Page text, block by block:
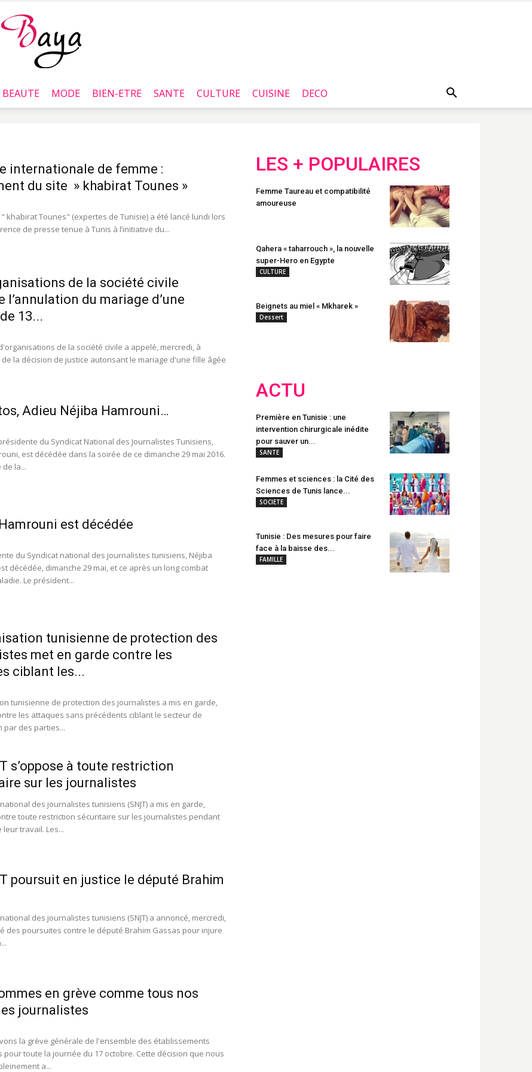
Baya.tn
BEAUTE MODE BIEN-ETRE SANTE CULTURE CUISINE DECO
internationale de femme :
du site » khabirat Tounes »
khabirat Tounes" (expertes de Tunisie) a été lancé lundi lors
de presse tenue à Tunis à l’initiative du...
de la société civile
l’annulation du mariage d’une
13...
de la société civile a appelé, mercredi, à
la décision de justice autorisant le mariage d'une fille âgée
Adieu Néjiba Hamrouni…
du Syndicat National des Journalistes Tunisiens,
est décédée dans la soirée de ce dimanche 29 mai 2016.
la...
est décédée
du Syndicat national des journalistes tunisiens, Néjiba
décédée, dimanche 29 mai, et ce après un long combat
Le président...
tunisienne de protection des
met en garde contre les
ciblant les...
tunisienne de protection des journalistes a mis en garde,
les attaques sans précédents ciblant le secteur de
par des parties...
s’oppose à toute restriction
sur les journalistes
des journalistes tunisiens (SNJT) a mis en garde,
toute restriction sécuritaire sur les journalistes pendant
leur travail. Les...
poursuit en justice le député Brahim
des journalistes tunisiens (SNJT) a annoncé, mercredi,
des poursuites contre le député Brahim Gassas pour injure
en grève comme tous nos
journalistes
la grève générale de l'ensemble des établissements
pour toute la journée du 17 octobre. Cette décision que nous
a...
LES + POPULAIRES
Femme Taureau et compatibilité
amoureuse
Qahera « taharrouch », la nouvelle
super-Hero en Egypte
CULTURE
Beignets au miel « Mkharek »
Dessert
ACTU
Première en Tunisie : une
intervention chirurgicale inédite
pour sauver un...
SANTE
Femmes et sciences : la Cité des
Sciences de Tunis lance...
SOCIETE
Tunisie : Des mesures pour faire
face à la baisse des...
FAMILLE